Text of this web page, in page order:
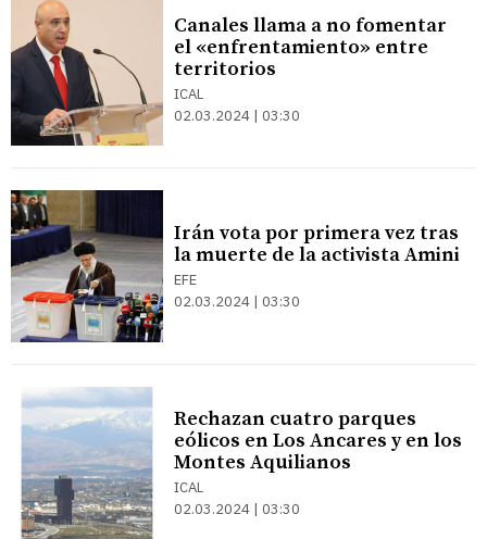
Canales llama a no fomentar
el «enfrentamiento» entre
territorios
ICAL
02.03.2024 | 03:30
Irán vota por primera vez tras
la muerte de la activista Amini
EFE
02.03.2024 | 03:30
Rechazan cuatro parques
eólicos en Los Ancares y en los
Montes Aquilianos
ICAL
02.03.2024 | 03:30